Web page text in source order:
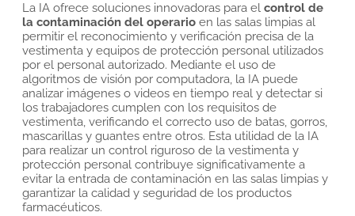
La IA ofrece soluciones innovadoras para el control de
la contaminación del operario en las salas limpias al
permitir el reconocimiento y verificación precisa de la
vestimenta y equipos de protección personal utilizados
por el personal autorizado. Mediante el uso de
algoritmos de visión por computadora, la IA puede
analizar imágenes o videos en tiempo real y detectar si
los trabajadores cumplen con los requisitos de
vestimenta, verificando el correcto uso de batas, gorros,
mascarillas y guantes entre otros. Esta utilidad de la IA
para realizar un control riguroso de la vestimenta y
protección personal contribuye significativamente a
evitar la entrada de contaminación en las salas limpias y
garantizar la calidad y seguridad de los productos
farmacéuticos.